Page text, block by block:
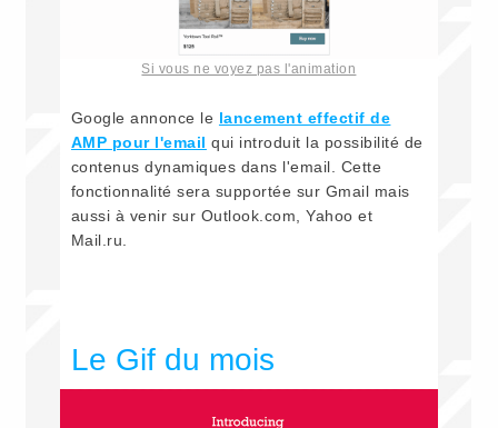
Si vous ne voyez pas l'animation
Google annonce le lancement effectif de
AMP pour l'email qui introduit la possibilité de
contenus dynamiques dans l'email. Cette
fonctionnalité sera supportée sur Gmail mais
aussi à venir sur Outlook.com, Yahoo et
Mail.ru.
Le Gif du mois